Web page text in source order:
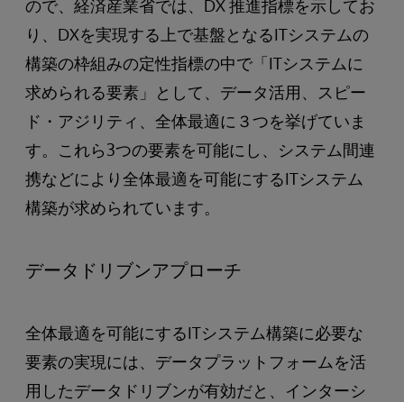
ので、経済産業省では、DX 推進指標を示してお
り、DXを実現する上で基盤となるITシステムの
構築の枠組みの定性指標の中で「ITシステムに
求められる要素」として、データ活用、スピー
ド・アジリティ、全体最適に３つを挙げていま
す。これら3つの要素を可能にし、システム間連
携などにより全体最適を可能にするITシステム
構築が求められています。
データドリブンアプローチ
全体最適を可能にするITシステム構築に必要な
要素の実現には、データプラットフォームを活
用したデータドリブンが有効だと、インターシ